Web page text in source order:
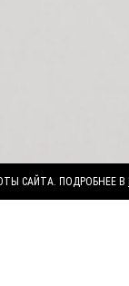
САЙТА. ПОДРОБНЕЕ В